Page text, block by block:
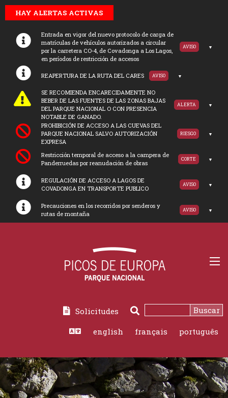
HAY ALERTAS ACTIVAS
Entrada en vigor del nuevo protocolo de carga de
matrículas de vehículos autorizados a circular
por la carretera CO-4, de Covadonga a Los Lagos,
en períodos de restricción de accesos
AVISO
REAPERTURA DE LA RUTA DEL CARES AVISO
SE RECOMIENDA ENCARECIDAMENTE NO
BEBER DE LAS FUENTES DE LAS ZONAS BAJAS
DEL PARQUE NACIONAL O CON PRESENCIA
NOTABLE DE GANADO.
ALERTA
PROHIBICIÓN DE ACCESO A LAS CUEVAS DEL
PARQUE NACIONAL SALVO AUTORIZACIÓN
EXPRESA
RIESGO
Restricción temporal de acceso a la campera de
Panderruedas por reanudación de obras
CORTE
REGULACIÓN DE ACCESO A LAGOS DE
COVADONGA EN TRANSPORTE PUBLICO
AVISO
Precauciones en los recorridos por senderos y
rutas de montaña
AVISO
Solicitudes Buscar
english français português